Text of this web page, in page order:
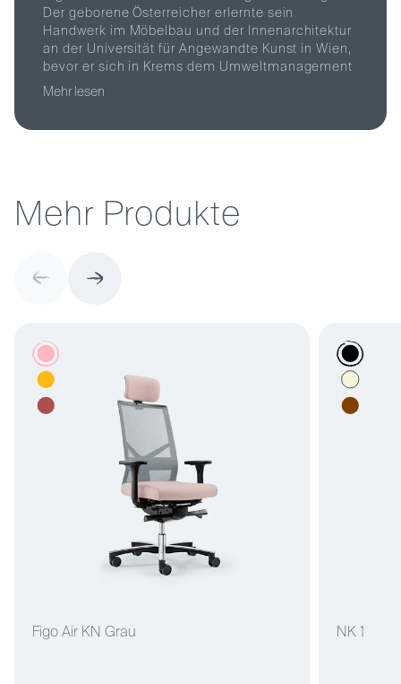
Der geborene Österreicher erlernte sein
Handwerk im Möbelbau und der Innenarchitektur
an der Universität für Angewandte Kunst in Wien,
bevor er sich in Krems dem Umweltmanagement
zuwandte. Mit Mentoren wie Max Bill, Johannes
und Büromöbeln bereichert. Sein Motto? "Jedes
Stück braucht einen Zweck, eine klare Vision und
den Test der Zeit besteht."
Mehr lesen
Mehr Produkte
Figo Air KN Grau NK 1